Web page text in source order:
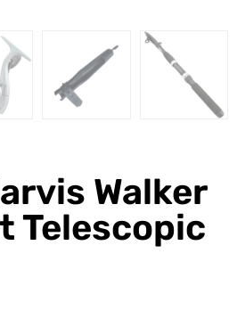
Walker
Telescopic